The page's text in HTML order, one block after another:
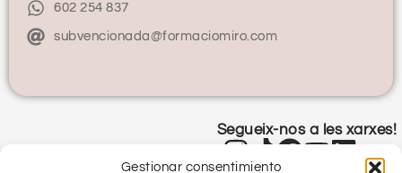
Gestionar consentimiento
602 254 837
subvencionada@formaciomiro.com
Segueix-nos a les xarxes!